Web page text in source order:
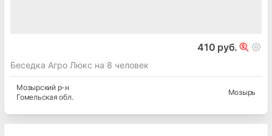
410 руб.
Беседка Агро Люкс на 8 человек
Мозырскийр-н
Гомельская обл.
Мозырь